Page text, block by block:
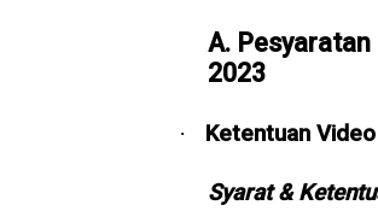
A.
2023
· Ketentuan
Syarat &